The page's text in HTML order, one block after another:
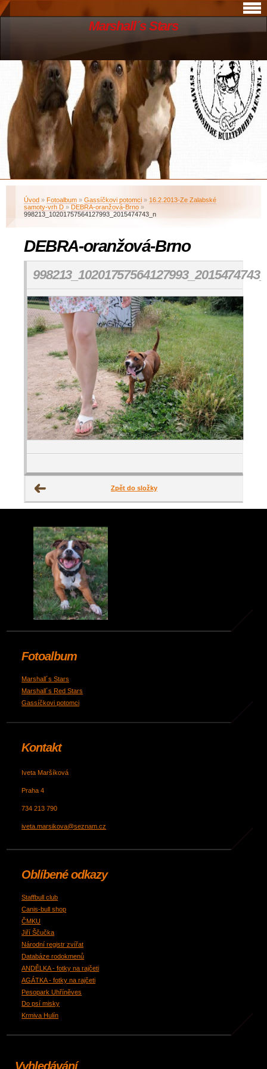
Marshall´s Stars
Úvod » Fotoalbum » Gassíčkovi potomci » 16.2.2013-Ze Zalabské
samoty-vrh D » DEBRA-oranžová-Brno »
998213_10201757564127993_2015474743_n
DEBRA-oranžová-Brno
Zpět do složky
Fotoalbum
Marshall´s Stars
Marshall´s Red Stars
Gassíčkovi potomci
Kontakt
Iveta Maršíková
Praha 4
734 213 790
iveta.marsikova@seznam.cz
Oblíbené odkazy
Staffbull club
Canis-bull shop
ČMKU
Jiří Ščučka
Národní registr zvířat
Databáze rodokmenů
ANDĚLKA - fotky na rajčeti
AGÁTKA - fotky na rajčeti
Pesopark Uhříněves
Do psí misky
Krmiva Hulín
Vyhledávání